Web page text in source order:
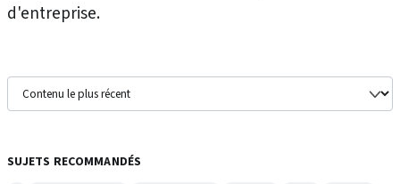
d'entreprise.
SUJETS RECOMMANDÉS